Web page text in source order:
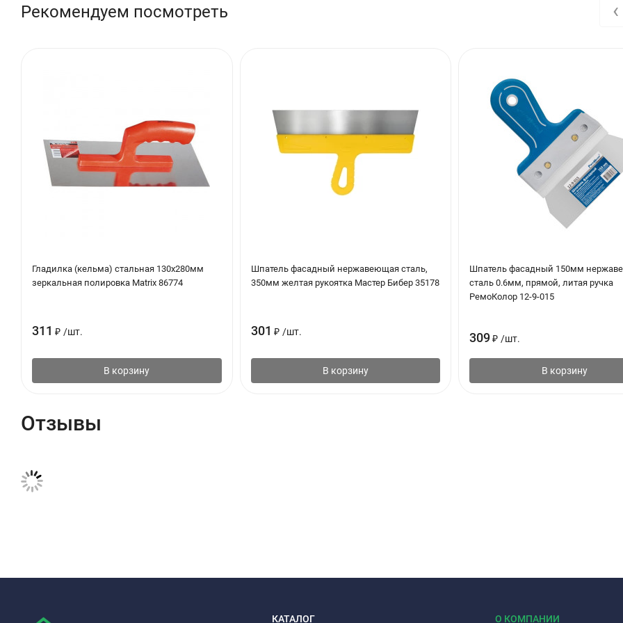
Рекомендуем посмотреть
Гладилка (кельма) стальная 130х280мм
зеркальная полировка Matrix 86774
311 ₽ /шт.
В корзину
Шпатель фасадный нержавеющая сталь,
350мм желтая рукоятка Мастер Бибер 35178
301 ₽ /шт.
В корзину
Шпатель фасадный 150мм
сталь 0.6мм, прямой, литая ручка
РемоКолор 12-9-015
309 ₽ /шт.
В корзину
‹
Отзывы
КАТАЛОГ О КОМПАНИИ